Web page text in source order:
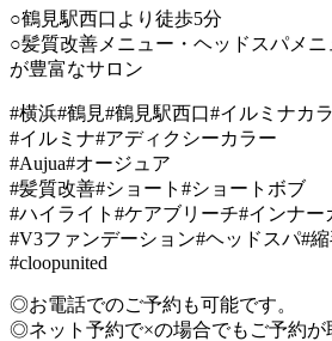
○鶴見駅西口より徒歩5分
○髪質改善メニュー・ヘッドスパメニ
が豊富なサロン
#横浜#鶴見#鶴見駅西口#イルミナカ
#イルミナ#アディクシーカラー
#Aujua#オージュア
#髪質改善#ショート#ショートボブ
#ハイライト#ケアブリーチ#インナー
#V3ファンデーション#ヘッドスパ#
#cloopunited
◎お電話でのご予約も可能です。
◎ネット予約で×の場合でもご予約が